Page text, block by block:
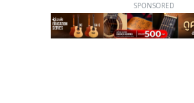
SPONSORED